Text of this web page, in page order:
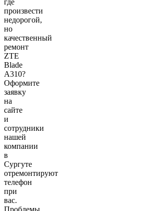
произвести
недорогой,
но
качественный
ремонт
ZTE
Blade
A310?
Оформите
заявку
на
сайте
и
сотрудники
нашей
компании
в
Сургуте
отремонтируют
телефон
при
вас.
Проблемы,